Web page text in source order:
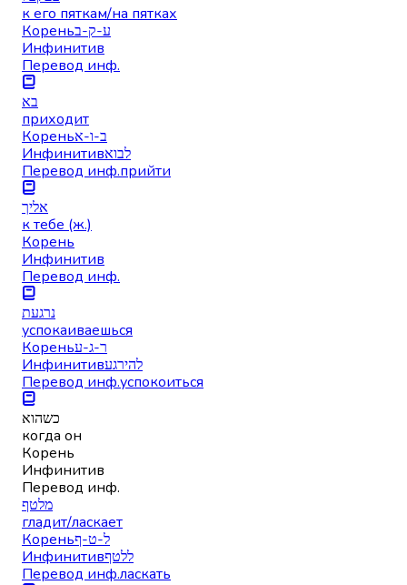
к его пяткам/на пятках
Кореньע-ק-ב
Инфинитив
Перевод инф.
בא
приходит
Кореньב-ו-א
Инфинитивלבוא
Перевод инф.прийти
אליך
к тебе (ж.)
Корень
Инфинитив
Перевод инф.
נרגעת
успокаиваешься
Кореньר-ג-ע
Инфинитивלהירגע
Перевод инф.успокоиться
כשהוא
когда он
Корень
Инфинитив
Перевод инф.
מלטף
гладит/ласкает
Кореньל-ט-ף
Инфинитивללטף
Перевод инф.ласкать